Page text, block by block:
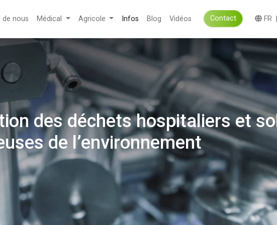
de nous Médical Agricole Infos Blog Vidéos Contact FR
des déchets hospitaliers et
de l’environnement